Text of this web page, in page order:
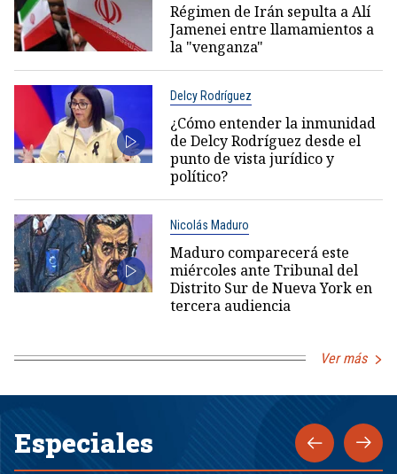
Régimen de Irán sepulta a Alí
Jamenei entre llamamientos a
la "venganza"
Delcy Rodríguez
¿Cómo entender la inmunidad
de Delcy Rodríguez desde el
punto de vista jurídico y
político?
Nicolás Maduro
Maduro comparecerá este
miércoles ante Tribunal del
Distrito Sur de Nueva York en
tercera audiencia
Ver más
Especiales